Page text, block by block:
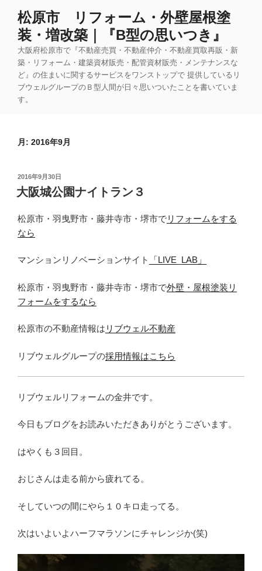
松原市 リフォーム・外壁屋根塗
装・増改築｜『B型の思いつき』
大阪府松原市で『不動産売買・不動産仲介・不動産買取再販・新
築・リフォーム・建築資材販売・配管資材販売・メンテナンスな
ど』の住まいに関するサービスをワンストップで 提供しているリ
ブウェルグループのＢ型人間が日々思いついたことを書いていま
す。
月: 2016年9月
投
稿
日:
2016年9月30日
大阪城公園ナイトラン３
松原市・羽曳野市・藤井寺市・堺市でリフォームをする
なら
マンションリノベーションサイト 「LIVE_LAB」
松原市・羽曳野市・藤井寺市・堺市で外壁・屋根塗装リ
フォームをするなら
松原市の不動産情報は リブウェル不動産
リブウェルグループの採用情報はこちら
リブウェルリフォームの金井です。
今日もブログをお読みいただきありがとうございます。
はやくも３回目。
おじさんは走る前から疲れてる。
そしていつの間にやら１０キロ走ってる。
次はいよいよハーフマラソンにチャレンジか(笑)